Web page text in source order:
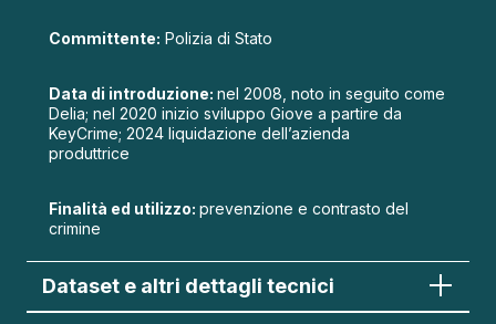
Committente: Polizia di Stato
Data di introduzione: nel 2008, noto in seguito come
Delia; nel 2020 inizio sviluppo Giove a partire da
KeyCrime; 2024 liquidazione dell’azienda
produttrice
Finalità ed utilizzo: prevenzione e contrasto del
crimine
Dataset e altri dettagli tecnici